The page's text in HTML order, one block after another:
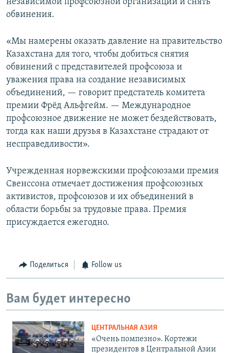
независимой профсоюзной организации и снять
обвинения.
«Мы намерены оказать давление на правительство
Казахстана для того, чтобы добиться снятия
обвинений с представителей профсоюза и
уважения права на создание независимых
объединений, — говорит предстатель комитета
премии Фрёд Альфгейм. — Международное
профсоюзное движение не может бездействовать,
тогда как наши друзья в Казахстане страдают от
несправедливости».
Учрежденная норвежскими профсоюзами премия
Свенссона отмечает достижения профсоюзных
активистов, профсоюзов и их объединений в
области борьбы за трудовые права. Премия
присуждается ежегодно.
Поделиться Follow us
Вам будет интересно
ЦЕНТРАЛЬНАЯ АЗИЯ
«Очень помпезно». Кортежи
президентов в Центральной Азии